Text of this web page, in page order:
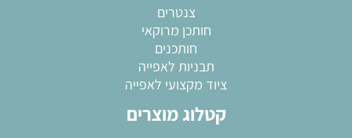
צנטרים
חותכן מרוקאי
חותכנים
תבניות לאפייה
ציוד מקצועי לאפייה
קטלוג מוצרים